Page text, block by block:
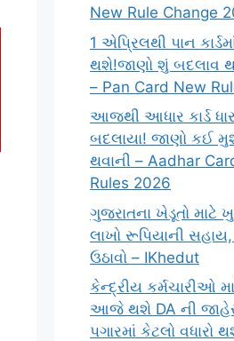
New Rule Change
1 એપ્રિલથી પાન
થશે!જાણો શું બદલાવ
– Pan Card New
આજથી આધાર કાર્ડ
બદલાયા! જાણો કઈ
થવાની – Aadhar
Rules 2026
ગુજરાતના ખેડૂતો
લાખો રૂપિયાની
ઉઠાવો – IKhedut
કેન્દ્રીય કર્મચારીઓ
આજે થશે DA ની
પગારમાં કેટલો વધારો